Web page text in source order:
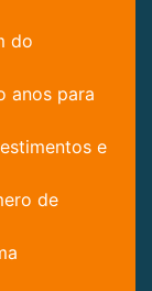
do
anos para
e
de